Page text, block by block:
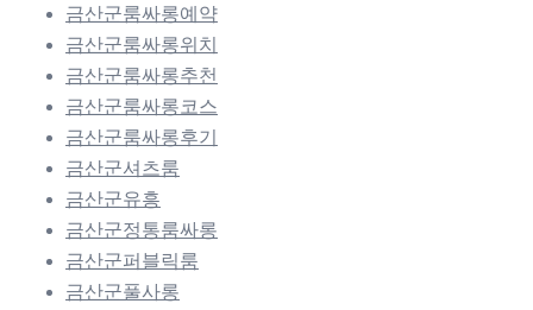
금산군룸싸롱예약
금산군룸싸롱위치
금산군룸싸롱추천
금산군룸싸롱코스
금산군룸싸롱후기
금산군셔츠룸
금산군유흥
금산군정통룸싸롱
금산군퍼블릭룸
금산군풀사롱